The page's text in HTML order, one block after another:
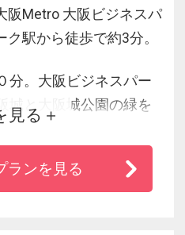
阪Metro 大阪ビジネスパ
ク駅から徒歩で約3分。
分。大阪ビジネスパー
城と大阪城公園の緑を
ホテルです。１階のロ
た４階吹抜けのアトリ
室の窓は自由に開閉が
見る
ランを見る